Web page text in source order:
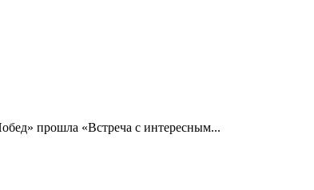
прошла «Встреча с интересным...